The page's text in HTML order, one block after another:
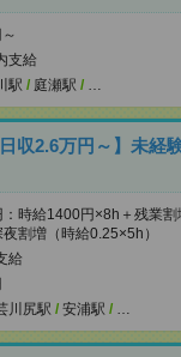
支給
駅 / 庭瀬駅 /
日収2.6万円～】未経
：時給1400円×8h＋残業割
割増（時給0.25×5h）
給
川尻駅 / 安浦駅 /